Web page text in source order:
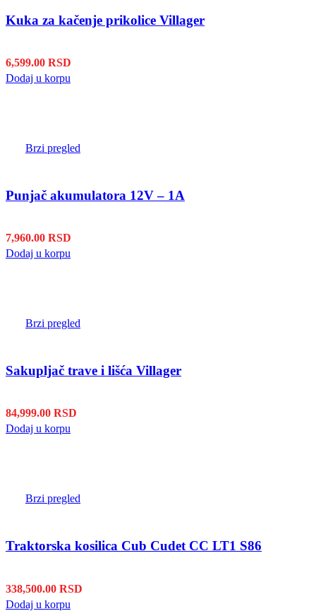
Kuka za kačenje prikolice Villager
6,599.00 RSD
Dodaj u korpu
Brzi pregled
Punjač akumulatora 12V – 1A
7,960.00 RSD
Dodaj u korpu
Brzi pregled
Sakupljač trave i lišća Villager
84,999.00 RSD
Dodaj u korpu
Brzi pregled
Traktorska kosilica Cub Cudet CC LT1 S86
338,500.00 RSD
Dodaj u korpu